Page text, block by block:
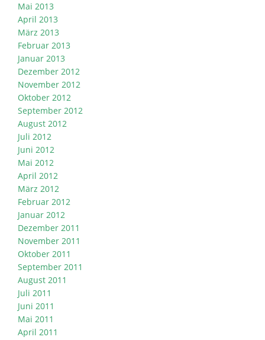
Mai 2013
April 2013
März 2013
Februar 2013
Januar 2013
Dezember 2012
November 2012
Oktober 2012
September 2012
August 2012
Juli 2012
Juni 2012
Mai 2012
April 2012
März 2012
Februar 2012
Januar 2012
Dezember 2011
November 2011
Oktober 2011
September 2011
August 2011
Juli 2011
Juni 2011
Mai 2011
April 2011